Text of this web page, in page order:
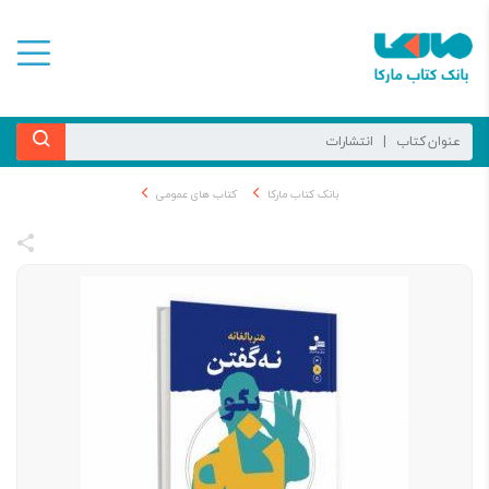
بانک کتاب مارکا کتاب های عمومی